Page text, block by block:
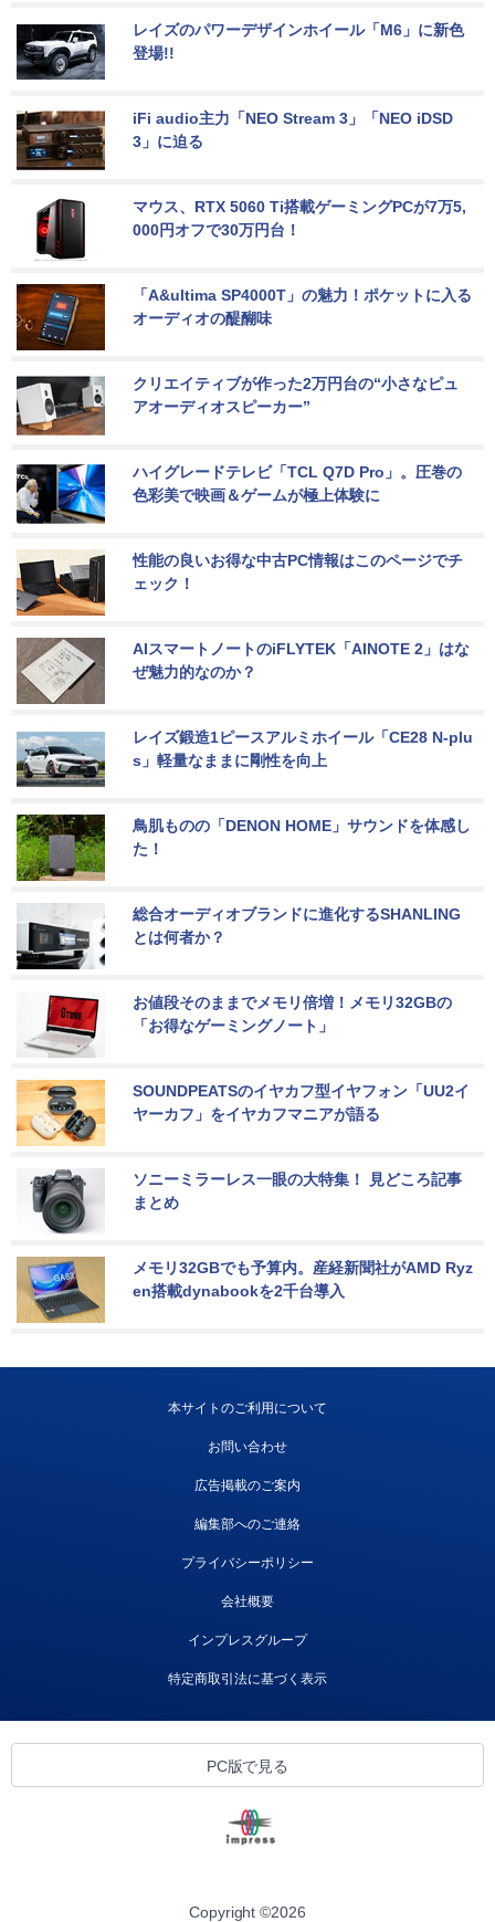
レイズのパワーデザインホイール「M6」に新色
登場!!
iFi audio主力「NEO Stream 3」「NEO iDSD
3」に迫る
マウス、RTX 5060 Ti搭載ゲーミングPCが7万5,
000円オフで30万円台！
「A&ultima SP4000T」の魅力！ポケットに入る
オーディオの醍醐味
クリエイティブが作った2万円台の“小さなピュ
アオーディオスピーカー”
ハイグレードテレビ「TCL Q7D Pro」。圧巻の
色彩美で映画＆ゲームが極上体験に
性能の良いお得な中古PC情報はこのページでチ
ェック！
AIスマートノートのiFLYTEK「AINOTE 2」はな
ぜ魅力的なのか？
レイズ鍛造1ピースアルミホイール「CE28 N-plu
s」軽量なままに剛性を向上
鳥肌ものの「DENON HOME」サウンドを体感し
た！
総合オーディオブランドに進化するSHANLING
とは何者か？
お値段そのままでメモリ倍増！メモリ32GBの
「お得なゲーミングノート」
SOUNDPEATSのイヤカフ型イヤフォン「UU2イ
ヤーカフ」をイヤカフマニアが語る
ソニーミラーレス一眼の大特集！ 見どころ記事
まとめ
メモリ32GBでも予算内。産経新聞社がAMD Ryz
en搭載dynabookを2千台導入
本サイトのご利用について
お問い合わせ
広告掲載のご案内
編集部へのご連絡
プライバシーポリシー
会社概要
インプレスグループ
特定商取引法に基づく表示
PC版で見る
Copyright ©2026